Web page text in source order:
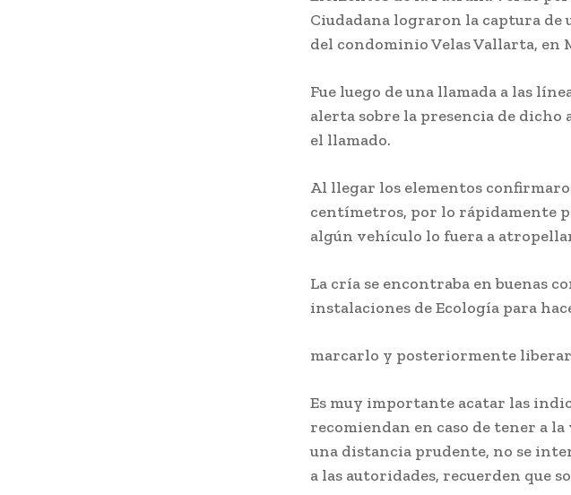
Ciudadana lograron la captura de
del condominio Velas Vallarta, en
Fue luego de una llamada a las
alerta sobre la presencia de
el llamado.
Al llegar los elementos
centímetros, por lo rápidamente
algún vehículo lo fuera a
La cría se encontraba en buenas
instalaciones de Ecología para
marcarlo y posteriormente
Es muy importante acatar las
recomiendan en caso de tener a
una distancia prudente, no se
a las autoridades, recuerden que